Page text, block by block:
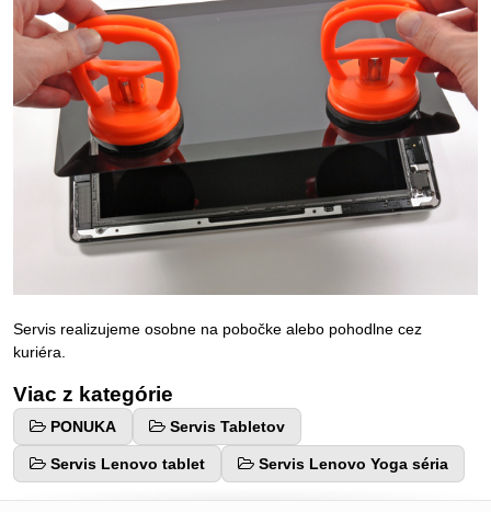
Servis realizujeme osobne na pobočke alebo pohodlne cez
kuriéra.
Viac z kategórie
PONUKA Servis Tabletov
Servis Lenovo tablet Servis Lenovo Yoga séria